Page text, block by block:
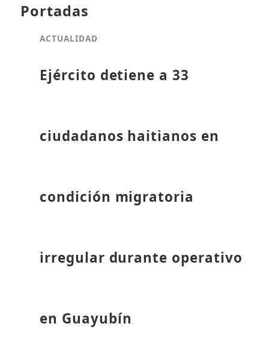
Portadas
ACTUALIDAD
Ejército detiene a 33
ciudadanos haitianos en
condición migratoria
irregular durante operativo
en Guayubín